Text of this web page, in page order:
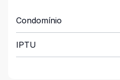
Condomínio
IPTU